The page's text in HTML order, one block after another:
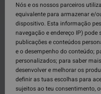
Nós e os nossos parceiros
equivalente para armazenar e/
dispositivo. Esta informação
navegação e endereço IP)
publicações e conteúdos
e o desempenho do conteúdo;
personalizados; para saber
desenvolver e melhorar os
definir as tuas escolhas para
sujeitos ao teu consentimento,